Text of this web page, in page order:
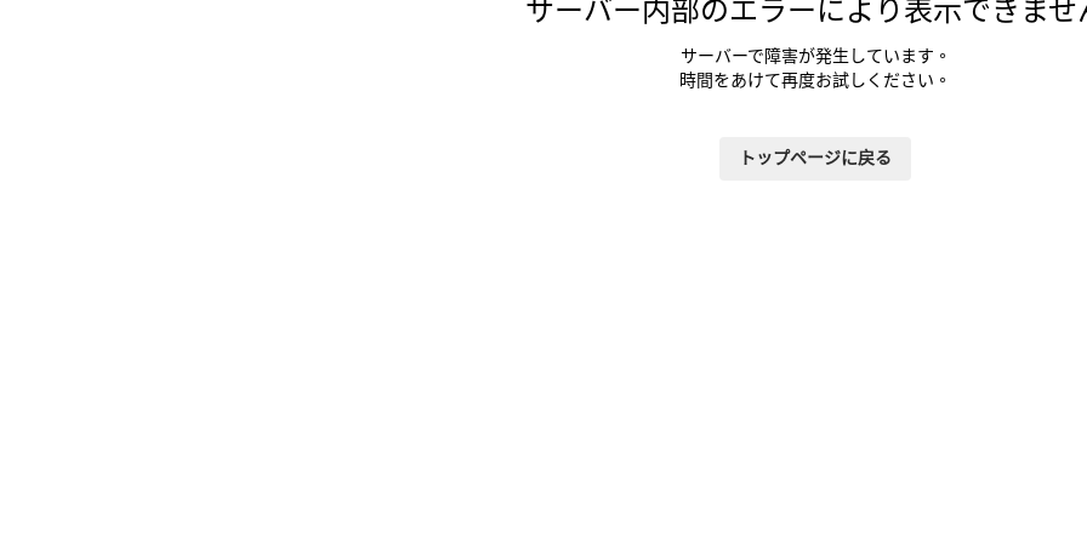
サーバー内部のエラーにより表示できませ
サーバーで障害が発生しています。
時間をあけて再度お試しください。
トップページに戻る